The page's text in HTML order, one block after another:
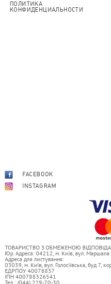
ПОЛИТИКА
КОНФИДЕНЦИАЛЬНОСТИ
FACEBOOK
INSTAGRAM
ТОВАРИСТВО З ОБМЕЖЕНОЮ
Юр. Адреса: 04212, м. Київ, вул.
Адреса для листування:
03039, м. Київ, вул. Голосіївська, буд 7,
ЕДРПОУ 40078837
ІПН 400788326541
Тел.: (044) 229-70-30